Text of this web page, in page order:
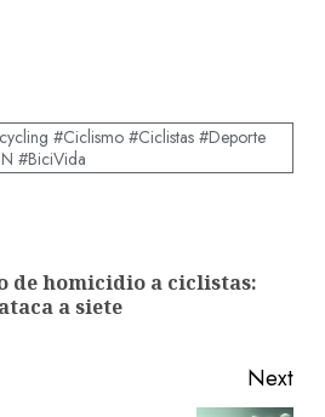
#Ciclismo #Ciclistas #Deporte
#BiciVida
de homicidio a ciclistas:
a siete
Next